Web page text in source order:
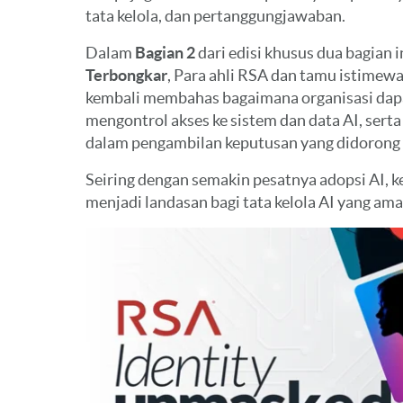
dari sekadar kepatuhan yang bersifat
membutuhkan kontrol berkelanjutan atas
Dalam episode ini, kita akan mengkaji
antara kepatuhan dan keamanan di dunia
mengapa keamanan identitas kini menjadi hal
harapan regulasi modern.
Nama saya Frank Schubert, dan hari ini saya
dari tim teknik kami, Jon Nicolas dari tim
Baiklah, mari kita mulai. Mari kita mulai
besar — mengapa kepatuhan tidak sama
INGO SCHUBERT:
Jadi, salah satu masalahnya—meski bukan
persyaratan regulasi sering kali bersifat cukup
untuk interpretasi. Selain itu, dalam banyak
tata kelola, dan pertanggungjawaban.
Dalam Bagian 2dari edisi khusus dua bagian
Terbongkar, Para ahli RSA dan tamu
kembali membahas bagaimana organisasi
mengontrol akses ke sistem dan data AI,
dalam pengambilan keputusan yang didorong
Seiring dengan semakin pesatnya adopsi AI,
menjadi landasan bagi tata kelola AI yang